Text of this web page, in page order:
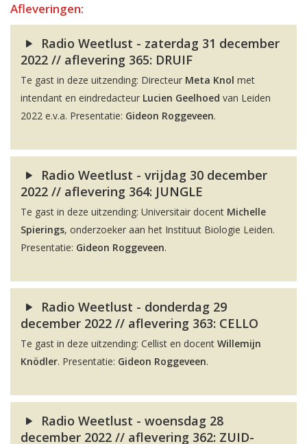
Afleveringen:
Radio Weetlust - zaterdag 31 december
2022 // aflevering 365: DRUIF
Te gast in deze uitzending: Directeur Meta Knol met
intendant en eindredacteur Lucien Geelhoed van Leiden
2022 e.v.a. Presentatie: Gideon Roggeveen.
Radio Weetlust - vrijdag 30 december
2022 // aflevering 364: JUNGLE
Te gast in deze uitzending: Universitair docent Michelle
Spierings, onderzoeker aan het Instituut Biologie Leiden.
Presentatie: Gideon Roggeveen.
Radio Weetlust - donderdag 29
december 2022 // aflevering 363: CELLO
Te gast in deze uitzending: Cellist en docent Willemijn
Knödler. Presentatie: Gideon Roggeveen.
Radio Weetlust - woensdag 28
december 2022 // aflevering 362: ZUID-